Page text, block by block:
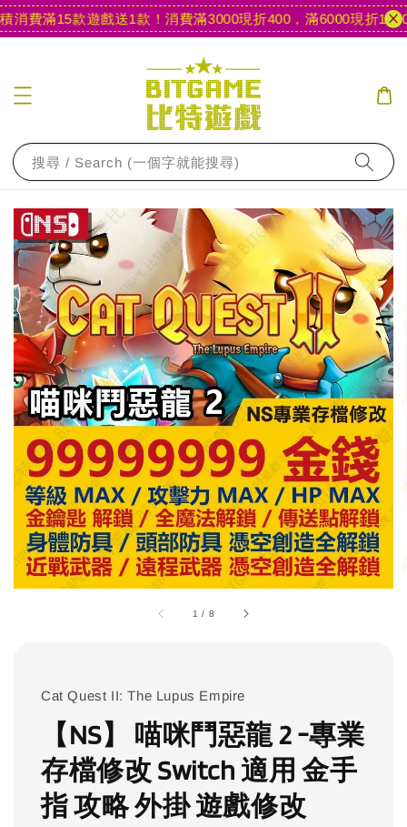
費滿15款遊戲送1款！ 消費滿3000現折400，滿6000現折1000
搜尋 / Search (一個字就能搜尋)
1 / 8
Cat Quest II: The Lupus Empire
【NS】 喵咪鬥惡龍 2 -專業
存檔修改 Switch 適用 金手
指 攻略 外掛 遊戲修改